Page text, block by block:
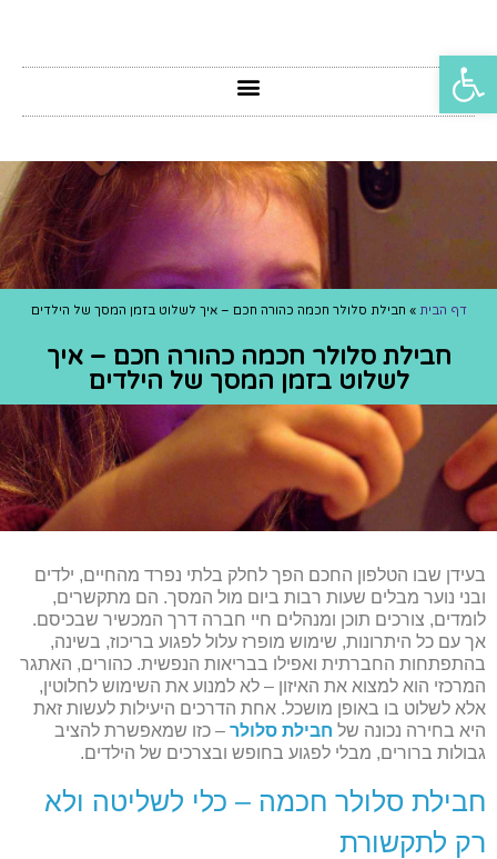
פתח סרגל נגישות
דף הבית » חבילת סלולר חכמה כהורה חכם – איך לשלוט בזמן המסך של הילדים
חבילת סלולר חכמה כהורה חכם – איך
לשלוט בזמן המסך של הילדים
בעידן שבו הטלפון החכם הפך לחלק בלתי נפרד מהחיים, ילדים
ובני נוער מבלים שעות רבות ביום מול המסך. הם מתקשרים,
לומדים, צורכים תוכן ומנהלים חיי חברה דרך המכשיר שבכיסם.
אך עם כל היתרונות, שימוש מופרז עלול לפגוע בריכוז, בשינה,
בהתפתחות החברתית ואפילו בבריאות הנפשית. כהורים, האתגר
המרכזי הוא למצוא את האיזון – לא למנוע את השימוש לחלוטין,
אלא לשלוט בו באופן מושכל. אחת הדרכים היעילות לעשות זאת
היא בחירה נכונה של חבילת סלולר – כזו שמאפשרת להציב
גבולות ברורים, מבלי לפגוע בחופש ובצרכים של הילדים.
חבילת סלולר חכמה – כלי לשליטה ולא
רק לתקשורת